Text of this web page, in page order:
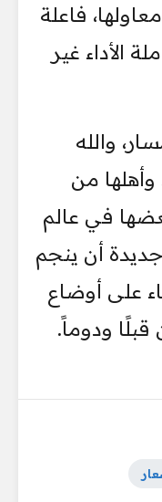
فاعلة
الأداء غير
والله
وأهلها من
في عالم
أن ينجم
على أوضاع
قبلًا ودوماً.